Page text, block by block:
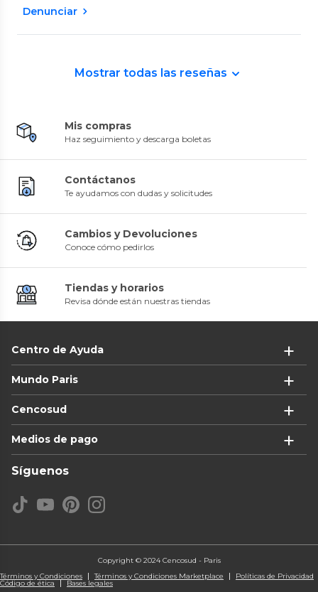
Denunciar
Mostrar todas las reseñas
Mis compras
Haz seguimiento y descarga boletas
Contáctanos
Te ayudamos con dudas y solicitudes
Cambios y Devoluciones
Conoce cómo pedirlos
Tiendas y horarios
Revisa dónde están nuestras tiendas
Centro de Ayuda
Mundo Paris
Cencosud
Medios de pago
Síguenos
Copyright © 2024 Cencosud - Paris
Términos y Condiciones
Términos y Condiciones Marketplace Políticas de Privacidad
Código de ética Bases legales